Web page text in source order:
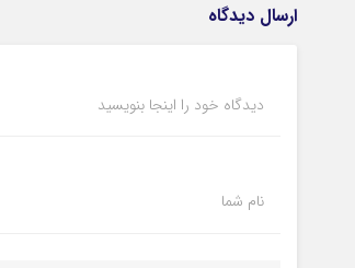
ارسال دیدگاه
دیدگاه خود را اینجا بنویسید
نام شما